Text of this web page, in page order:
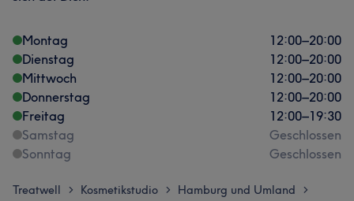
Montag 12:00–20:00
Dienstag
12:00–20:00
Mittwoch
12:00–20:00
Donnerstag
12:00–20:00
Freitag
12:00–19:30
Samstag
Geschlossen
Sonntag
Geschlossen
Treatwell > Kosmetikstudio > Hamburg und Umland >